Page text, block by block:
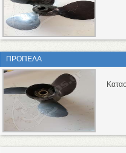
ΠΡΟΠΕΛΑ